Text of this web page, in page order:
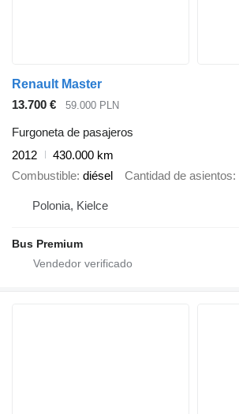
Renault Master
13.700 €
59.000 PLN
Furgoneta de pasajeros
2012
430.000 km
Combustible diésel Cantidad de asientos
Polonia, Kielce
Bus Premium